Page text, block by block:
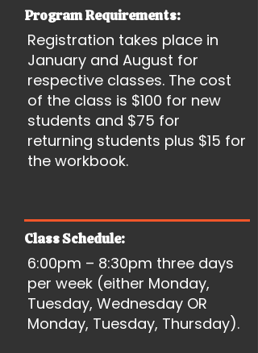
Program Requirements:
Registration takes place in
January and August for
respective classes. The cost
of the class is $100 for new
students and $75 for
returning students plus $15 for
the workbook.
Class Schedule:
6:00pm – 8:30pm three days
per week (either Monday,
Tuesday, Wednesday OR
Monday, Tuesday, Thursday).